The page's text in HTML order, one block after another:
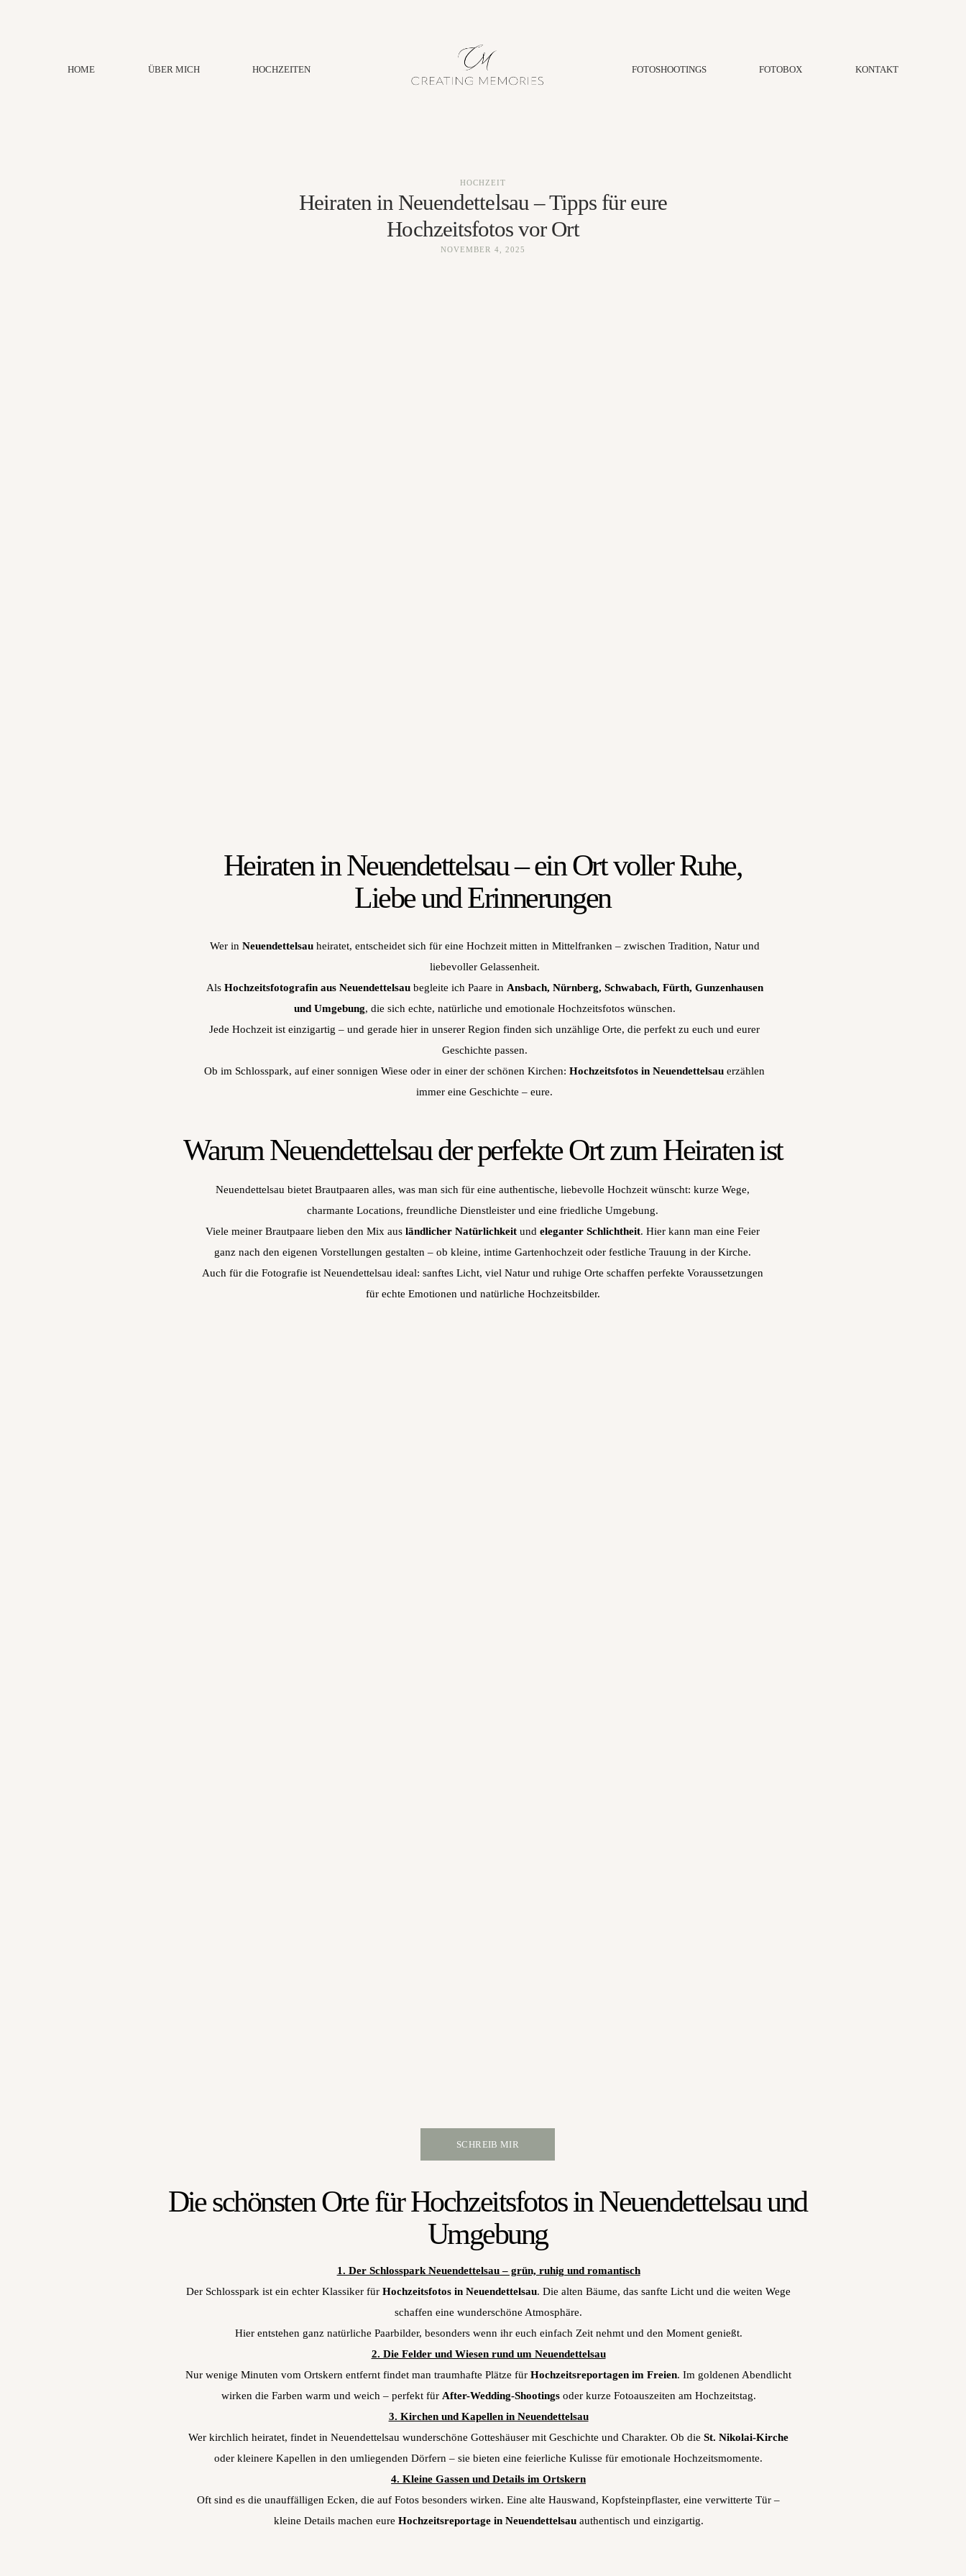
HOME ÜBER MICH HOCHZEITEN FOTOSHOOTINGS FOTOBOX KONTAKT
HOCHZEIT
Heiraten in Neuendettelsau – Tipps für eure
Hochzeitsfotos vor Ort
NOVEMBER 4, 2025
Heiraten in Neuendettelsau – ein Ort voller Ruhe,
Liebe und Erinnerungen
Wer in Neuendettelsauheiratet, entscheidet sich für eine Hochzeit mitten in Mittelfranken – zwischen Tradition, Natur und
liebevoller Gelassenheit.
Als Hochzeitsfotografin aus Neuendettelsaubegleite ich Paare in Ansbach, Nürnberg, Schwabach, Fürth, Gunzenhausen
und Umgebung, die sich echte, natürliche und emotionale Hochzeitsfotos wünschen.
Jede Hochzeit ist einzigartig – und gerade hier in unserer Region finden sich unzählige Orte, die perfekt zu euch und eurer
Geschichte passen.
Ob im Schlosspark, auf einer sonnigen Wiese oder in einer der schönen Kirchen:Hochzeitsfotos in Neuendettelsauerzählen
immer eine Geschichte – eure.
Warum Neuendettelsau der perfekte Ort zum Heiraten ist
Neuendettelsau bietet Brautpaaren alles, was man sich für eine authentische, liebevolle Hochzeit wünscht: kurze Wege,
charmante Locations, freundliche Dienstleister und eine friedliche Umgebung.
Viele meiner Brautpaare lieben den Mix ausländlicher Natürlichkeit undeleganter Schlichtheit. Hier kann man eine Feier
ganz nach den eigenen Vorstellungen gestalten – ob kleine, intime Gartenhochzeit oder festliche Trauung in der Kirche.
Auch für die Fotografie ist Neuendettelsau ideal: sanftes Licht, viel Natur und ruhige Orte schaffen perfekte Voraussetzungen
für echte Emotionen und natürliche Hochzeitsbilder.
SCHREIB MIR
Die schönsten Orte für Hochzeitsfotos in Neuendettelsau und
Umgebung
1. Der Schlosspark Neuendettelsau – grün, ruhig und romantisch
Der Schlosspark ist ein echter Klassiker fürHochzeitsfotos in Neuendettelsau. Die alten Bäume, das sanfte Licht und die weiten Wege
schaffen eine wunderschöne Atmosphäre.
Hier entstehen ganz natürliche Paarbilder, besonders wenn ihr euch einfach Zeit nehmt und den Moment genießt.
2. Die Felder und Wiesen rund um Neuendettelsau
Nur wenige Minuten vom Ortskern entfernt findet man traumhafte Plätze fürHochzeitsreportagen im Freien. Im goldenen Abendlicht
wirken die Farben warm und weich – perfekt für After-Wedding-Shootingsoder kurze Fotoauszeiten am Hochzeitstag.
3. Kirchen und Kapellen in Neuendettelsau
Wer kirchlich heiratet, findet in Neuendettelsau wunderschöne Gotteshäuser mit Geschichte und Charakter. Ob dieSt. Nikolai-Kirche
oder kleinere Kapellen in den umliegenden Dörfern – sie bieten eine feierliche Kulisse für emotionale Hochzeitsmomente.
4. Kleine Gassen und Details im Ortskern
Oft sind es die unauffälligen Ecken, die auf Fotos besonders wirken. Eine alte Hauswand, Kopfsteinpflaster, eine verwitterte Tür –
kleine Details machen eure Hochzeitsreportage in Neuendettelsauauthentisch und einzigartig.